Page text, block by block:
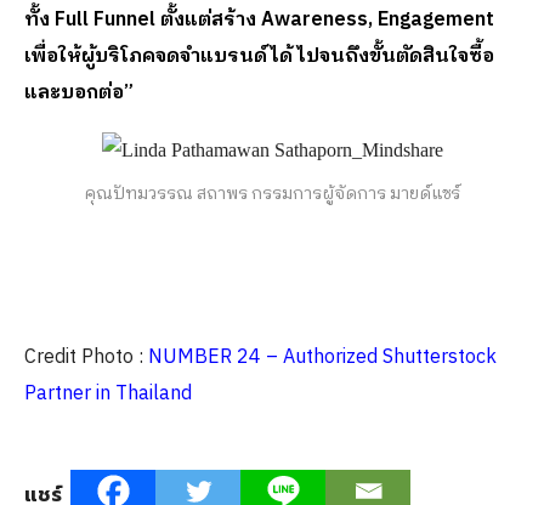
ทั้ง Full Funnel ตั้งแต่สร้าง Awareness, Engagement
เพื่อให้ผู้บริโภคจดจำแบรนด์ได้ ไปจนถึงขั้นตัดสินใจซื้อ
และบอกต่อ”
คุณปัทมวรรณ สถาพร กรรมการผู้จัดการ มายด์แชร์
Credit Photo : NUMBER 24 – Authorized Shutterstock
Partner in Thailand
แชร์